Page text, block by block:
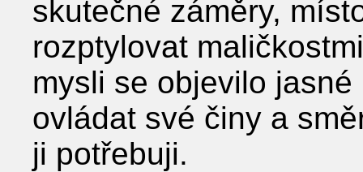
skutečné záměry,
rozptylovat
mysli se objevilo
ovládat své činy a
ji potřebuji.